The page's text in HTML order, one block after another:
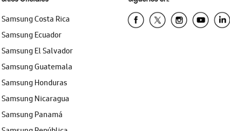
Samsung Costa Rica
Samsung Ecuador
Samsung El Salvador
Samsung Guatemala
Samsung Honduras
Samsung Nicaragua
Samsung Panamá